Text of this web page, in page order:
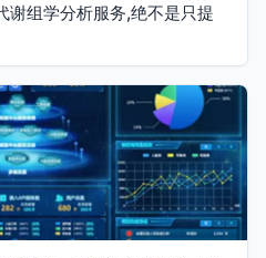
谢组学分析服务,绝不是只提